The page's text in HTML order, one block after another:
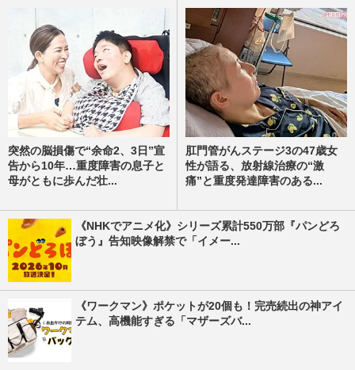
突然の脳損傷で“余命2、3日”宣
告から10年…重度障害の息子と
母がともに歩んだ壮...
肛門管がんステージ3の47歳女
性が語る、放射線治療の“激
痛”と重度発達障害のある...
《NHKでアニメ化》シリーズ累計550万部『パンどろ
ぼう』告知映像解禁で「イメー...
《ワークマン》ポケットが20個も！完売続出の神アイ
テム、高機能すぎる「マザーズバ...